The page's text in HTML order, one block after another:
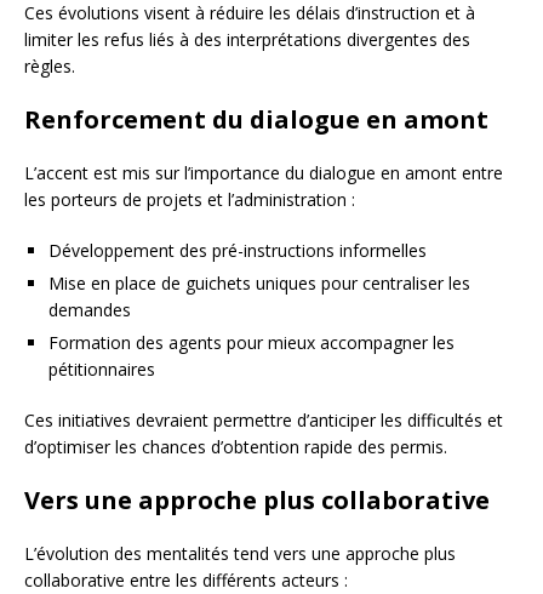
Ces évolutions visent à réduire les délais d’instruction et à
limiter les refus liés à des interprétations divergentes des
règles.
Renforcement du dialogue en amont
L’accent est mis sur l’importance du dialogue en amont entre
les porteurs de projets et l’administration :
Développement des pré-instructions informelles
Mise en place de guichets uniques pour centraliser les
demandes
Formation des agents pour mieux accompagner les
pétitionnaires
Ces initiatives devraient permettre d’anticiper les difficultés et
d’optimiser les chances d’obtention rapide des permis.
Vers une approche plus collaborative
L’évolution des mentalités tend vers une approche plus
collaborative entre les différents acteurs :